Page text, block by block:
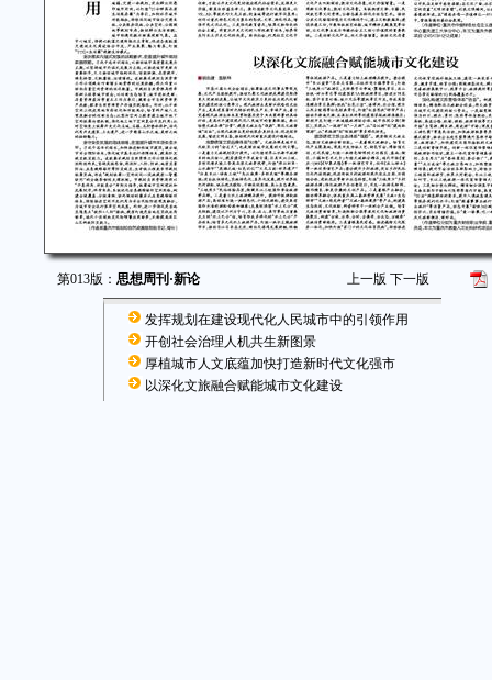
第013版： 思想周刊·新论 上一版 下一版
发挥规划在建设现代化人民城市中的引领作用
开创社会治理人机共生新图景
厚植城市人文底蕴加快打造新时代文化强市
以深化文旅融合赋能城市文化建设